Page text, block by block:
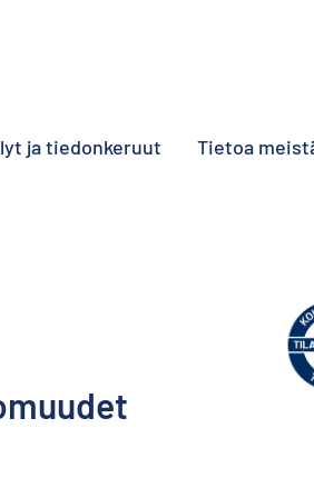
ja tiedonkeruut Tietoa